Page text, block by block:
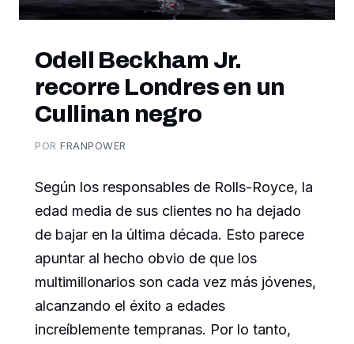
Odell Beckham Jr.
recorre Londres en un
Cullinan negro
PORFRANPOWER
Según los responsables de Rolls-Royce, la
edad media de sus clientes no ha dejado
de bajar en la última década. Esto parece
apuntar al hecho obvio de que los
multimillonarios son cada vez más jóvenes,
alcanzando el éxito a edades
increíblemente tempranas. Por lo tanto,